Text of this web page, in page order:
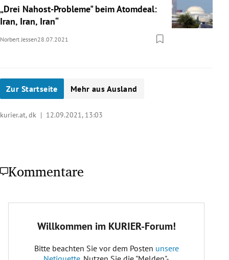
„Drei Nahost-Probleme" beim Atomdeal:
Iran, Iran, Iran“
Norbert Jessen28.07.2021
Zur Startseite Mehr aus Ausland
kurier.at, dk | 12.09.2021, 13:03
Kommentare